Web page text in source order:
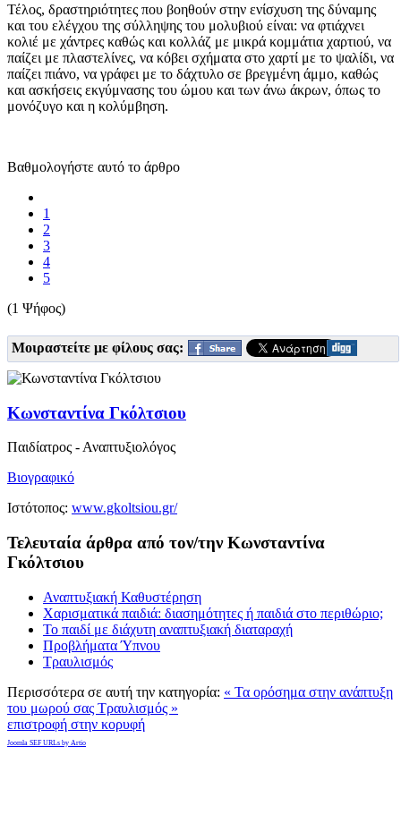
Τέλος, δραστηριότητες που βοηθούν στην ενίσχυση της δύναμης
και του ελέγχου της σύλληψης του μολυβιού είναι: να φτιάχνει
κολιέ με χάντρες καθώς και κολλάζ με μικρά κομμάτια χαρτιού, να
παίζει με πλαστελίνες, να κόβει σχήματα στο χαρτί με το ψαλίδι, να
παίζει πιάνο, να γράφει με το δάχτυλο σε βρεγμένη άμμο, καθώς
και ασκήσεις εκγύμνασης του ώμου και των άνω άκρων, όπως το
μονόζυγο και η κολύμβηση.
Βαθμολογήστε αυτό το άρθρο
1
2
3
4
5
(1 Ψήφος)
Μοιραστείτε με φίλους σας:
Κωνσταντίνα Γκόλτσιου
Παιδίατρος - Αναπτυξιολόγος
Βιογραφικό
Ιστότοπος: www.gkoltsiou.gr/
Τελευταία άρθρα από τον/την Κωνσταντίνα
Γκόλτσιου
Αναπτυξιακή Καθυστέρηση
Χαρισματικά παιδιά: διασημότητες ή παιδιά στο περιθώριο;
Το παιδί με διάχυτη αναπτυξιακή διαταραχή
Προβλήματα Ύπνου
Τραυλισμός
Περισσότερα σε αυτή την κατηγορία: « Τα ορόσημα στην ανάπτυξη
του μωρού σας Τραυλισμός »
επιστροφή στην κορυφή
Joomla SEF URLs by Artio